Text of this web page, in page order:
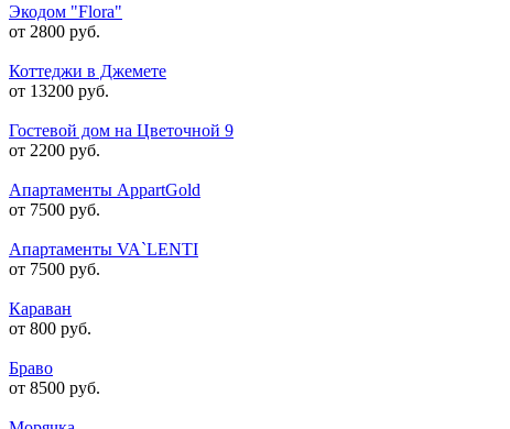
Экодом "Flora"
от 2800 руб.
Коттеджи в Джемете
от 13200 руб.
Гостевой дом на Цветочной 9
от 2200 руб.
Апартаменты AppartGold
от 7500 руб.
Апартаменты VA`LENTI
от 7500 руб.
Караван
от 800 руб.
Браво
от 8500 руб.